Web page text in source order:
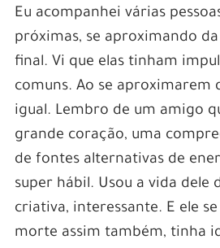
Eu acompanhei várias
próximas, se aproximando
final. Vi que elas tinham
comuns. Ao se aproximarem
igual. Lembro de um amigo
grande coração, uma
de fontes alternativas de
super hábil. Usou a vida dele
criativa, interessante. E ele
morte assim também, tinha